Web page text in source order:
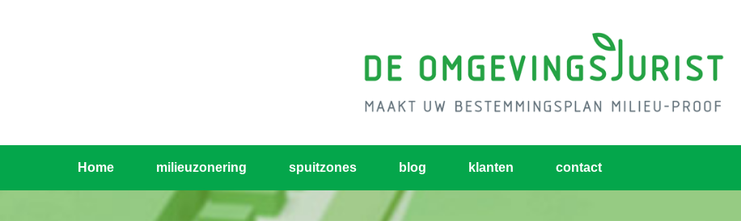
Home milieuzonering spuitzones blog klanten contact